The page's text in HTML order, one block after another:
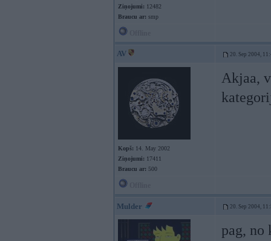
Ziņojumi: 12482
Braucu ar: smp
AV 20. Sep 2004,
Kopš: 14. May 2002
Ziņojumi: 17411
Braucu ar: 500
Akjaa,
Mulder 20. Sep 2004,
pag, no